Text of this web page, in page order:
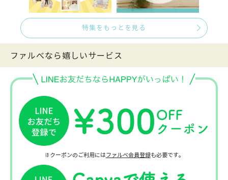
特集をもっとを見る
ファルべなら嬉しいサービス
※クーポンのご利用にはファルベ会員登録も必要です。